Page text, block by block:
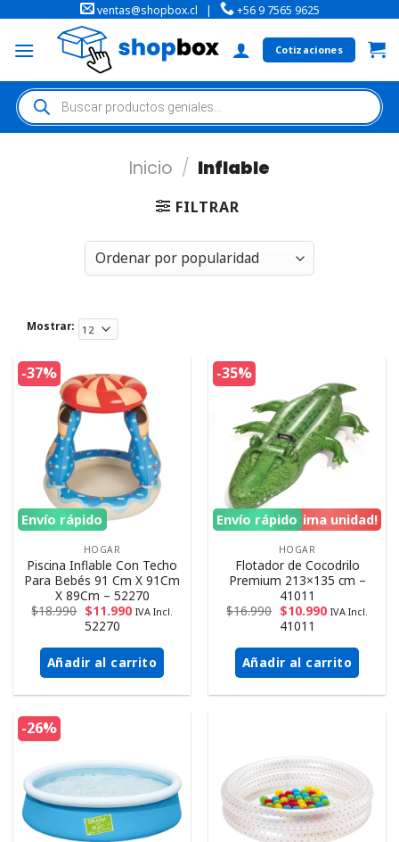
ventas@shopbox.cl | +56 9 7565 9625
Cotizaciones
Inicio / Inflable
FILTRAR
Mostrar:
-37%
Envío rápido
HOGAR
Piscina Inflable Con Techo
Para Bebés 91 Cm X 91Cm
X 89Cm – 52270
$18.990 $11.990 IVA Incl.
52270
Añadir al carrito
-35%
¡Ultima unidad!
Envío rápido
HOGAR
Flotador de Cocodrilo
Premium 213×135 cm –
41011
$16.990 $10.990 IVA Incl.
41011
Añadir al carrito
-26%